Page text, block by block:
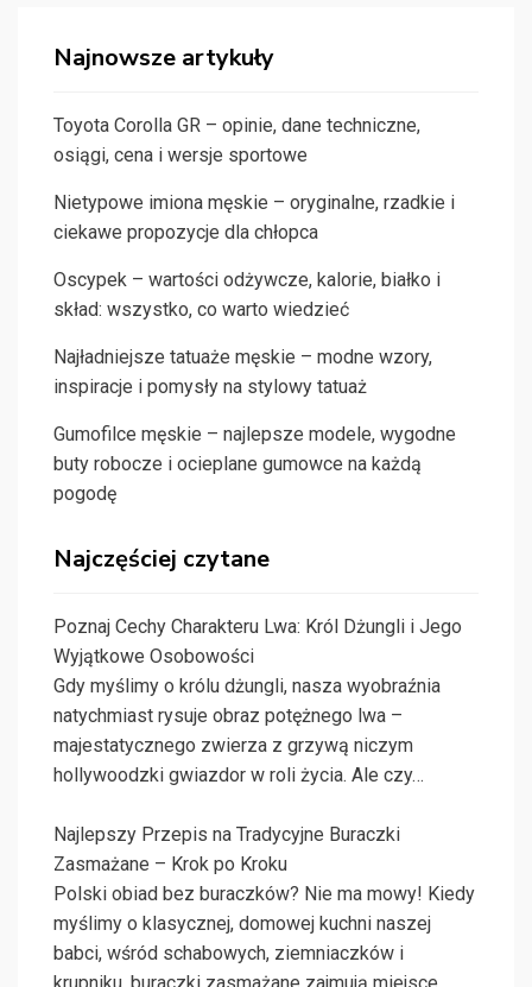
Najnowsze artykuły
Toyota Corolla GR – opinie, dane techniczne,
osiągi, cena i wersje sportowe
Nietypowe imiona męskie – oryginalne, rzadkie i
ciekawe propozycje dla chłopca
Oscypek – wartości odżywcze, kalorie, białko i
skład: wszystko, co warto wiedzieć
Najładniejsze tatuaże męskie – modne wzory,
inspiracje i pomysły na stylowy tatuaż
Gumofilce męskie – najlepsze modele, wygodne
buty robocze i ocieplane gumowce na każdą
pogodę
Najczęściej czytane
Poznaj Cechy Charakteru Lwa: Król Dżungli i Jego
Wyjątkowe Osobowości
Gdy myślimy o królu dżungli, nasza wyobraźnia
natychmiast rysuje obraz potężnego lwa –
majestatycznego zwierza z grzywą niczym
hollywoodzki gwiazdor w roli życia. Ale czy…
Najlepszy Przepis na Tradycyjne Buraczki
Zasmażane – Krok po Kroku
Polski obiad bez buraczków? Nie ma mowy! Kiedy
myślimy o klasycznej, domowej kuchni naszej
babci, wśród schabowych, ziemniaczków i